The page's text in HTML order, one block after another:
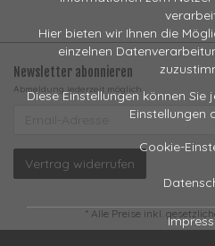
Hier bieten wir Ihnen die
einzelnen
Diese Einstellungen können
Einstellungen
Cookie-
Newsletter abonnieren
Abmeldung jederzeit möglich
Vertrag widerrufen
* Alle Preise inkl.